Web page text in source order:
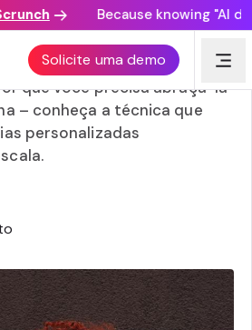
Because knowing "AI
Solicite uma demo
tomar decisões
que você precisa abraçá-la
– conheça a técnica que
personalizadas